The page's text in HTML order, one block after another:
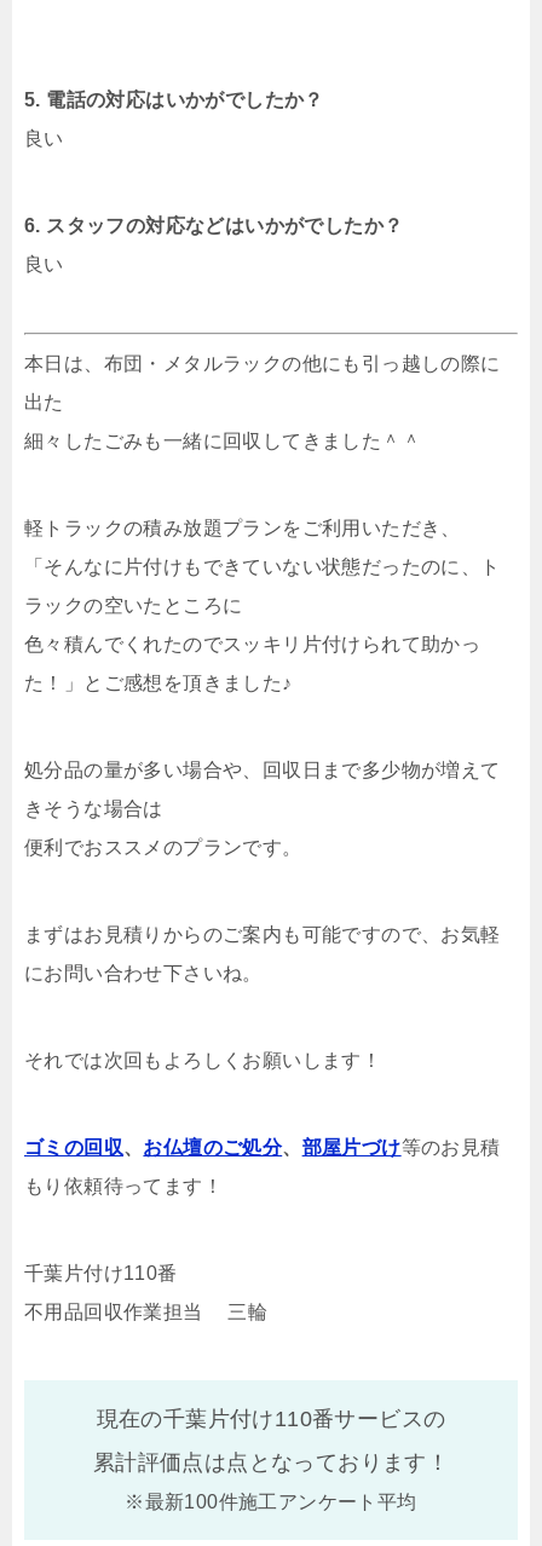
5. 電話の対応はいかがでしたか？
良い
6. スタッフの対応などはいかがでしたか？
良い
本日は、布団・メタルラックの他にも引っ越しの際に
出た
細々したごみも一緒に回収してきました＾＾
軽トラックの積み放題プランをご利用いただき、
「そんなに片付けもできていない状態だったのに、ト
ラックの空いたところに
色々積んでくれたのでスッキリ片付けられて助かっ
た！」とご感想を頂きました♪
処分品の量が多い場合や、回収日まで多少物が増えて
きそうな場合は
便利でおススメのプランです。
まずはお見積りからのご案内も可能ですので、お気軽
にお問い合わせ下さいね。
それでは次回もよろしくお願いします！
ゴミの回収、 お仏壇のご処分、 部屋片づけ等のお見積
もり依頼待ってます！
千葉片付け110番
不用品回収作業担当 三輪
現在の千葉片付け110番サービスの
累計評価点は点となっております！
※最新100件施工アンケート平均